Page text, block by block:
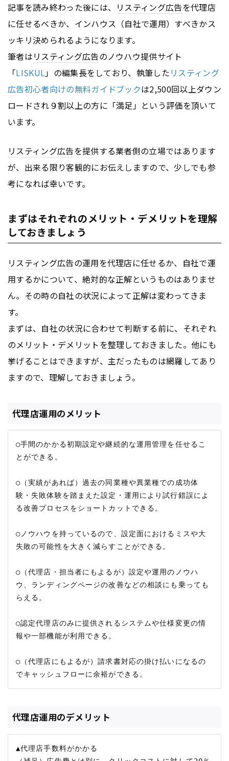
記事を読み終わった後には、 リスティング広告を代理店
に任せるべきか、インハウス（自社で運用）すべきかス
ッキリ決められるようになります。
筆者はリスティング広告のノウハウ提供サイト
「LISKUL」の編集長をしており、執筆したリスティング
広告初心者向けの無料ガイドブックは2,500回以上ダウン
ロードされ９割以上の方に「満足」という評価を頂いて
います。
リスティング広告を提供する業者側の立場ではあります
が、出来る限り客観的にお伝えしますので、少しでも参
考になれば幸いです。
まずはそれぞれのメリット・デメリットを理解
しておきましょう
リスティング広告の運用を代理店に任せるか、自社で運
用するかについて、絶対的な正解というものはありませ
ん。その時の自社の状況によって正解は変わってきま
す。
まずは、自社の状況に合わせて判断する前に、それぞれ
のメリット・デメリットを整理しておきました。他にも
挙げることはできますが、主だったものは網羅してあり
ますので、理解しておきましょう。
代理店運用のメリット
○手間のかかる初期設定や継続的な運用管理を任せるこ
とができる。
○（実績があれば）過去の同業種や異業種での成功体
験・失敗体験を踏まえた設定・運用により試行錯誤によ
る改善プロセスをショートカットできる。
○ノウハウを持っているので、設定面におけるミスや大
失敗の可能性を大きく減らすことができる。
○（代理店・担当者にもよるが）設定や運用のノウハ
ウ、ランディングページの改善などの相談にも乗っても
らえる。
○認定代理店のみに提供されるシステムや仕様変更の情
報や一部機能が利用できる。
○（代理店にもよるが）請求書対応の掛け払いになるの
代理店運用のデメリット
▲代理店手数料がかかる